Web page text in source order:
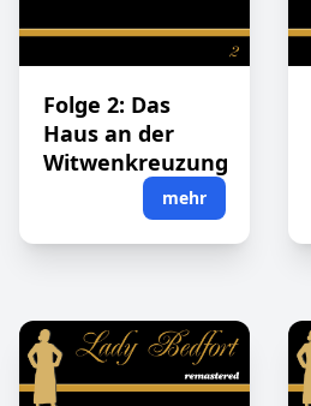
Folge 2: Das
Haus an der
Witwenkreuzung
mehr